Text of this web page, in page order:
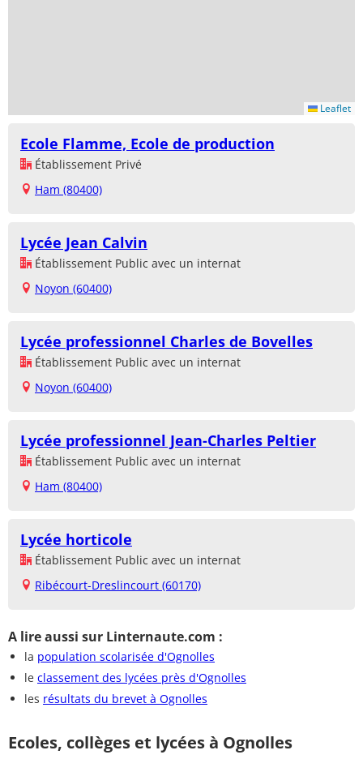
Leaflet
Ecole Flamme, Ecole de production
Établissement Privé
Ham (80400)
Lycée Jean Calvin
Établissement Public avec un internat
Noyon (60400)
Lycée professionnel Charles de Bovelles
Établissement Public avec un internat
Noyon (60400)
Lycée professionnel Jean-Charles Peltier
Établissement Public avec un internat
Ham (80400)
Lycée horticole
Établissement Public avec un internat
Ribécourt-Dreslincourt (60170)
A lire aussi sur Linternaute.com :
la population scolarisée d'Ognolles
le classement des lycées près d'Ognolles
les résultats du brevet à Ognolles
Ecoles, collèges et lycées à Ognolles